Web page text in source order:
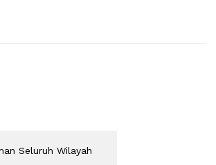
Seluruh Wilayah